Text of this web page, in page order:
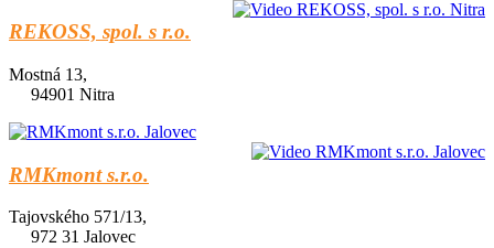
REKOSS, spol. s r.o.
Mostná 13,
94901 Nitra
RMKmont s.r.o.
Tajovského 571/13,
972 31 Jalovec